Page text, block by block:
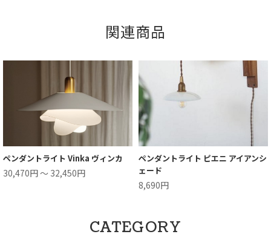
関連商品
ペンダントライト Vinka ヴィンカ
30,470円 ～ 32,450円
ペンダントライト ピエニ アイアンシ
ェード
8,690円
CATEGORY